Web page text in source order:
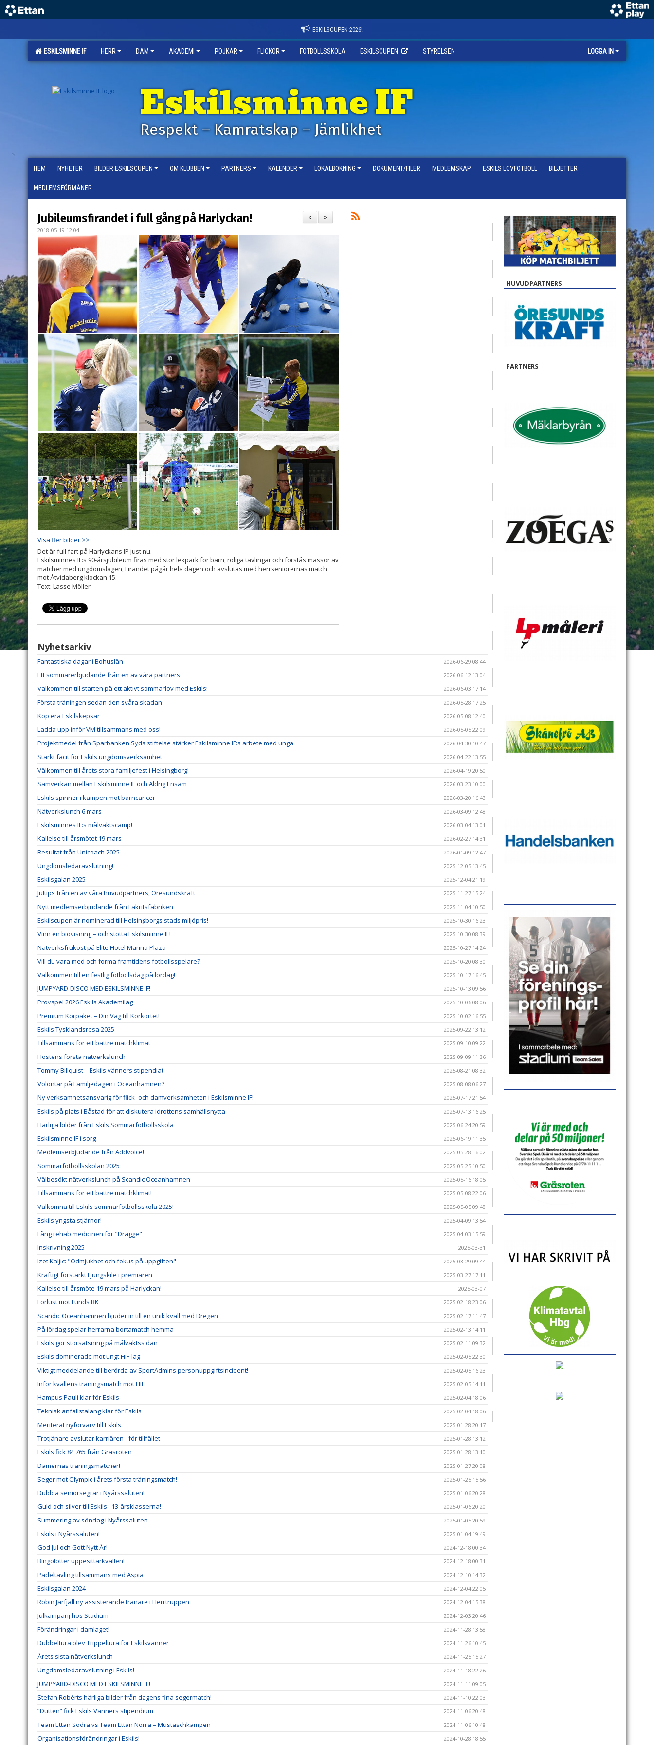
ESKILSCUPEN 2026!
ESKILSMINNE IF HERR DAM AKADEMI POJKAR FLICKOR FOTBOLLSSKOLA ESKILSCUPEN STYRELSEN LOGGA IN
Eskilsminne IF
Respekt – Kamratskap – Jämlikhet
HEM NYHETER BILDER ESKILSCUPEN OM KLUBBEN PARTNERS KALENDER LOKALBOKNING DOKUMENT/FILER MEDLEMSKAP ESKILS LOVFOTBOLL BILJETTER
MEDLEMSFÖRMÅNER
>
<
Jubileumsfirandet i full gång på Harlyckan!
2018-05-19 12:04
Visa fler bilder >>
Det är full fart på Harlyckans IP just nu.
Eskilsminnes IF:s 90-årsjubileum firas med stor lekpark för barn, roliga tävlingar och förstås massor av
matcher med ungdomslagen, Firandet pågår hela dagen och avslutas med herrseniorernas match
mot Åtvidaberg klockan 15.
Text: Lasse Möller
Nyhetsarkiv
Fantastiska dagar i Bohuslän 2026-06-29 08:44
Ett sommarerbjudande från en av våra partners 2026-06-12 13:04
Välkommen till starten på ett aktivt sommarlov med Eskils! 2026-06-03 17:14
Första träningen sedan den svåra skadan 2026-05-28 17:25
Köp era Eskilskepsar 2026-05-08 12:40
Ladda upp inför VM tillsammans med oss! 2026-05-05 22:09
Projektmedel från Sparbanken Syds stiftelse stärker Eskilsminne IF:s arbete med unga 2026-04-30 10:47
Starkt facit för Eskils ungdomsverksamhet 2026-04-22 13:55
Välkommen till årets stora familjefest i Helsingborg! 2026-04-19 20:50
Samverkan mellan Eskilsminne IF och Aldrig Ensam 2026-03-23 10:00
Eskils spinner i kampen mot barncancer 2026-03-20 16:43
Nätverkslunch 6 mars 2026-03-09 12:48
Eskilsminnes IF:s målvaktscamp! 2026-03-04 13:01
Kallelse till årsmötet 19 mars 2026-02-27 14:31
Resultat från Unicoach 2025 2026-01-09 12:47
Ungdomsledaravslutning! 2025-12-05 13:45
Eskilsgalan 2025 2025-12-04 21:19
Jultips från en av våra huvudpartners, Öresundskraft 2025-11-27 15:24
Nytt medlemserbjudande från Lakritsfabriken 2025-11-04 10:50
Eskilscupen är nominerad till Helsingborgs stads miljöpris! 2025-10-30 16:23
Vinn en biovisning – och stötta Eskilsminne IF! 2025-10-30 08:39
Nätverksfrukost på Elite Hotel Marina Plaza 2025-10-27 14:24
Vill du vara med och forma framtidens fotbollsspelare? 2025-10-20 08:30
Välkommen till en festlig fotbollsdag på lördag! 2025-10-17 16:45
JUMPYARD-DISCO MED ESKILSMINNE IF! 2025-10-13 09:56
Provspel 2026 Eskils Akademilag 2025-10-06 08:06
Premium Körpaket – Din Väg till Körkortet! 2025-10-02 16:55
Eskils Tysklandsresa 2025 2025-09-22 13:12
Tillsammans för ett bättre matchklimat 2025-09-10 09:22
Höstens första nätverkslunch 2025-09-09 11:36
Tommy Billquist – Eskils vänners stipendiat 2025-08-21 08:32
Volontär på Familjedagen i Oceanhamnen? 2025-08-08 06:27
Ny verksamhetsansvarig för flick- och damverksamheten i Eskilsminne IF! 2025-07-17 21:54
Eskils på plats i Båstad för att diskutera idrottens samhällsnytta 2025-07-13 16:25
Härliga bilder från Eskils Sommarfotbollsskola 2025-06-24 20:59
Eskilsminne IF i sorg 2025-06-19 11:35
Medlemserbjudande från Addvoice! 2025-05-28 16:02
Sommarfotbollsskolan 2025 2025-05-25 10:50
Välbesökt nätverkslunch på Scandic Oceanhamnen 2025-05-16 18:05
Tillsammans för ett bättre matchklimat! 2025-05-08 22:06
Välkomna till Eskils sommarfotbollsskola 2025! 2025-05-05 09:48
Eskils yngsta stjärnor! 2025-04-09 13:54
Lång rehab medicinen för "Dragge" 2025-04-03 15:59
Inskrivning 2025 2025-03-31
Izet Kaljic: "Ödmjukhet och fokus på uppgiften" 2025-03-29 09:44
Kraftigt förstärkt Ljungskile i premiären 2025-03-27 17:11
Kallelse till årsmöte 19 mars på Harlyckan! 2025-03-07
Förlust mot Lunds BK 2025-02-18 23:06
Scandic Oceanhamnen bjuder in till en unik kväll med Dregen 2025-02-17 11:47
På lördag spelar herrarna bortamatch hemma 2025-02-13 14:11
Eskils gör storsatsning på målvaktssidan 2025-02-11 09:32
Eskils dominerade mot ungt HIF-lag 2025-02-05 22:30
Viktigt meddelande till berörda av SportAdmins personuppgiftsincident! 2025-02-05 16:23
Inför kvällens träningsmatch mot HIF 2025-02-05 14:11
Hampus Pauli klar för Eskils 2025-02-04 18:06
Teknisk anfallstalang klar för Eskils 2025-02-04 18:06
Meriterat nyförvärv till Eskils 2025-01-28 20:17
Trotjänare avslutar karriären - för tillfället 2025-01-28 13:12
Eskils fick 84 765 från Gräsroten 2025-01-28 13:10
Damernas träningsmatcher! 2025-01-27 20:08
Seger mot Olympic i årets första träningsmatch! 2025-01-25 15:56
Dubbla seniorsegrar i Nyårssaluten! 2025-01-06 20:28
Guld och silver till Eskils i 13-årsklasserna! 2025-01-06 20:20
Summering av söndag i Nyårssaluten 2025-01-05 20:59
Eskils i Nyårssaluten! 2025-01-04 19:49
God Jul och Gott Nytt År! 2024-12-18 00:34
Bingolotter uppesittarkvällen! 2024-12-18 00:31
Padeltävling tillsammans med Aspia 2024-12-10 14:32
Eskilsgalan 2024 2024-12-04 22:05
Robin Jarfjäll ny assisterande tränare i Herrtruppen 2024-12-04 15:38
Julkampanj hos Stadium 2024-12-03 20:46
Förändringar i damlaget! 2024-11-28 13:58
Dubbeltura blev Trippeltura för Eskilsvänner 2024-11-26 10:45
Årets sista nätverkslunch 2024-11-25 15:27
Ungdomsledaravslutning i Eskils! 2024-11-18 22:26
JUMPYARD-DISCO MED ESKILSMINNE IF! 2024-11-11 09:05
Stefan Robèrts härliga bilder från dagens fina segermatch! 2024-11-10 22:03
”Dutten” fick Eskils Vänners stipendium 2024-11-06 20:48
Team Ettan Södra vs Team Ettan Norra – Mustaschkampen 2024-11-06 10:48
Organisationsförändringar i Eskils! 2024-10-28 18:55
HUVUDPARTNERS
PARTNERS